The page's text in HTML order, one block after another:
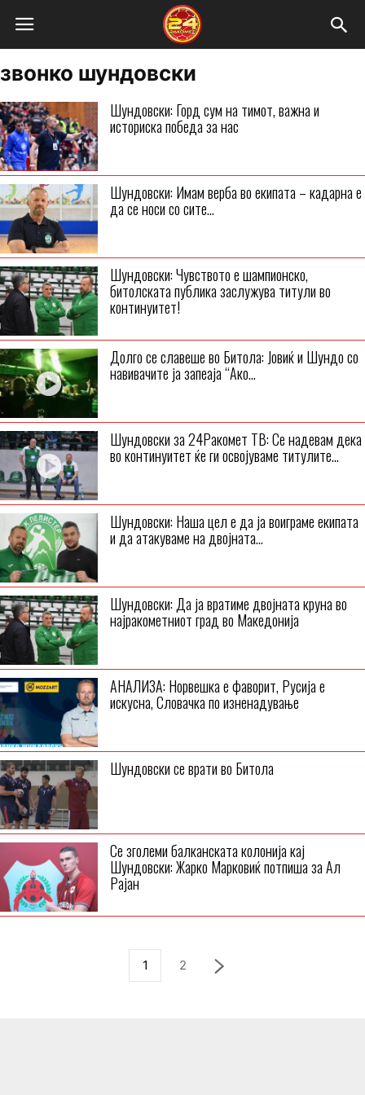
звонко шундовски
Шундовски: Горд сум на тимот, важна и
историска победа за нас
Шундовски: Имам верба во екипата – кадарна е
да се носи со сите...
Шундовски: Чувството е шампионско,
битолската публика заслужува титули во
континуитет!
Долго се славеше во Битола: Јовиќ и Шундо со
навивачите ја запеаја “Ако...
Шундовски за 24Ракомет ТВ: Се надевам дека
во континуитет ќе ги освојуваме титулите...
Шундовски: Наша цел е да ја воиграме екипата
и да атакуваме на двојната...
Шундовски: Да ја вратиме двојната круна во
најракометниот град во Македонија
АНАЛИЗА: Норвешка е фаворит, Русија е
искусна, Словачка по изненадување
Шундовски се врати во Битола
Се зголеми балканската колонија кај
Шундовски: Жарко Марковиќ потпиша за Ал
Рајан
1 2